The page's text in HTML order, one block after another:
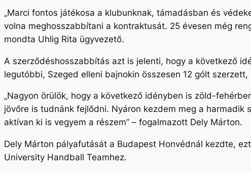
„Marci fontos játékosa a klubunknak, támadásban és
volna meghosszabbítani a kontraktusát. 25 évesen még
mondta Uhlig Rita ügyvezető.
A szerződéshosszabbítás azt is jelenti, hogy a következő
legutóbbi, Szeged elleni bajnokin összesen 12 gólt
„Nagyon örülök, hogy a következő idényben is zöld-
jövőre is tudnánk fejlődni. Nyáron kezdem meg a
aktívan ki is vegyem a részem” – fogalmazott Dely Márton.
Dely Márton pályafutását a Budapest Honvédnál kezdte,
University Handball Teamhez.